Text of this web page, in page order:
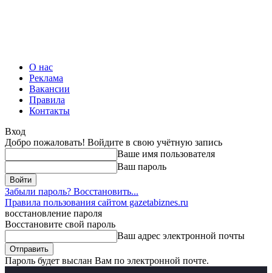
О нас
Реклама
Вакансии
Правила
Контакты
Вход
Добро пожаловать! Войдите в свою учётную запись
Ваше имя пользователя
Ваш пароль
Забыли пароль? Восстановить...
Правила пользования сайтом gazetabiznes.ru
восстановление пароля
Восстановите свой пароль
Ваш адрес электронной почты
Пароль будет выслан Вам по электронной почте.